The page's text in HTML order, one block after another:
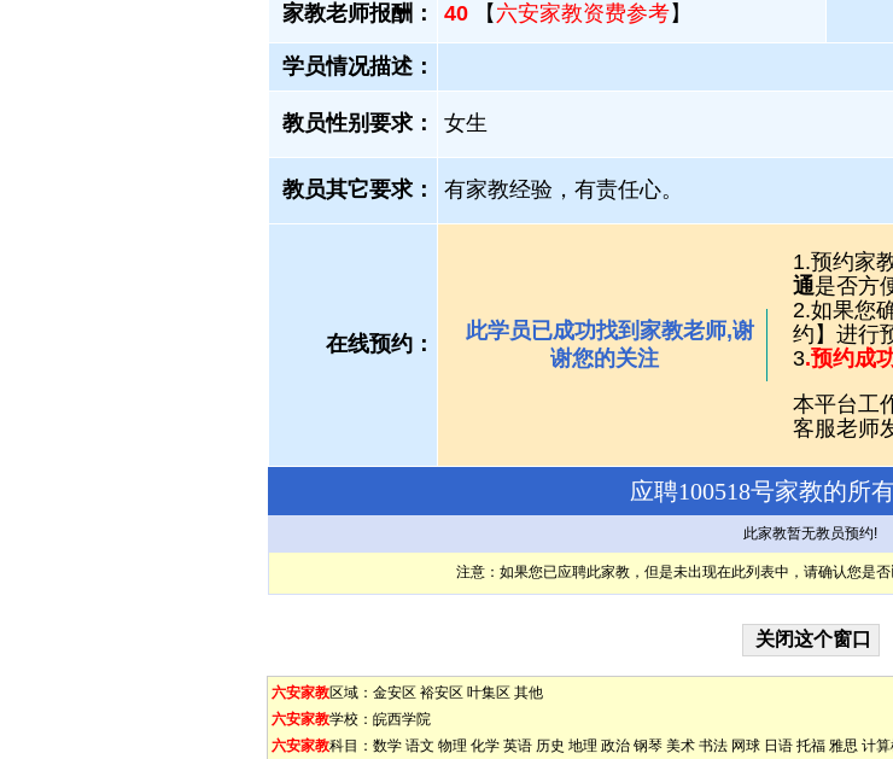
家教老师报酬： 40 【 六安家教资费参考】
学员情况描述：
教员性别要求： 女生
教员其它要求： 有家教经验，有责任心。
在线预约：
此学员已成功找到家教老师,谢
谢您的关注
1.预约家
通是否方
2.如果您
约】进行
3.预约成
本平台工
客服老师
应聘100518号家教的所
此家教暂无教员预约!
注意：如果您已应聘此家教，但是未出现在此列表中，请确认您是否
六安家教区域： 金安区 裕安区 叶集区 其他
六安家教学校： 皖西学院
六安家教科目： 数学 语文 物理 化学 英语 历史 地理 政治 钢琴 美术 书法 网球 日语 托福 雅思 计